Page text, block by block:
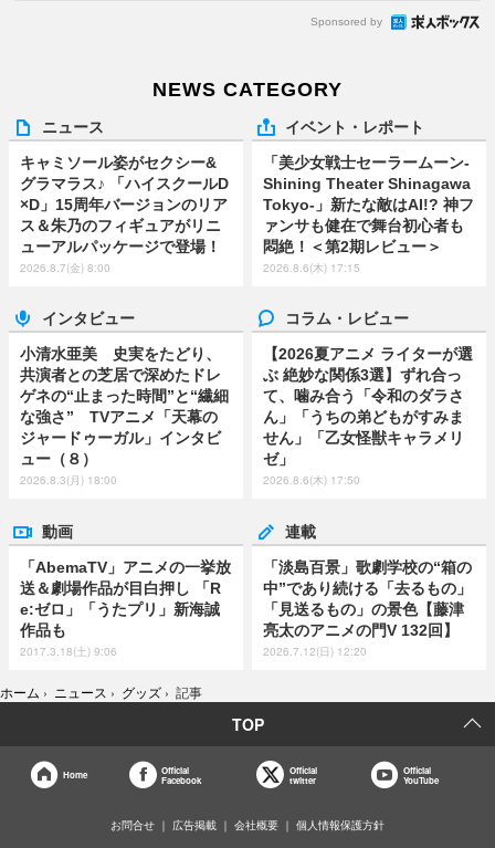
Sponsored by
NEWS CATEGORY
ニュース
キャミソール姿がセクシー&
グラマラス♪ 「ハイスクールD
×D」15周年バージョンのリア
ス＆朱乃のフィギュアがリニ
ューアルパッケージで登場！
2026.8.7(金) 8:00
イベント・レポート
「美少女戦士セーラームーン-
Shining Theater Shinagawa
Tokyo-」新たな敵はAI!? 神フ
ァンサも健在で舞台初心者も
悶絶！＜第2期レビュー＞
2026.8.6(木) 17:15
インタビュー
小清水亜美 史実をたどり、
共演者との芝居で深めたドレ
ゲネの“止まった時間”と“繊細
な強さ” TVアニメ「天幕の
ジャードゥーガル」インタビ
ュー（８）
2026.8.3(月) 18:00
コラム・レビュー
【2026夏アニメ ライターが選
ぶ 絶妙な関係3選】ずれ合っ
て、噛み合う「令和のダラさ
ん」「うちの弟どもがすみま
せん」「乙女怪獣キャラメリ
ゼ」
2026.8.6(木) 17:50
動画
「AbemaTV」アニメの一挙放
送＆劇場作品が目白押し 「R
e:ゼロ」「うたプリ」新海誠
作品も
2017.3.18(土) 9:06
連載
「淡島百景」歌劇学校の“箱の
中”であり続ける「去るもの」
「見送るもの」の景色【藤津
亮太のアニメの門V 132回】
2026.7.12(日) 12:20
ホーム › ニュース › グッズ › 記事
TOP
Home
Official
Facebook
Official
twitter
Official
YouTube
お問合せ 広告掲載 会社概要 個人情報保護方針